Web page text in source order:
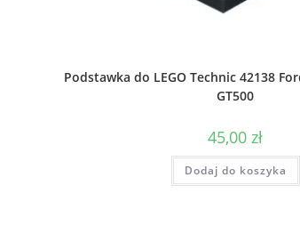
Podstawka do LEGO Technic 42138
GT500
45,00zł
Dodaj do koszyka